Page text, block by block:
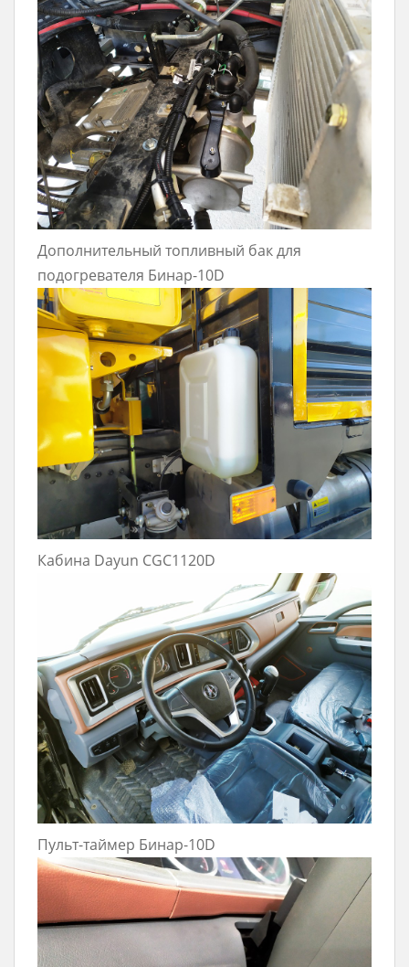
Дополнительный топливный бак для
подогревателя Бинар-10D
Кабина Dayun CGC1120D
Пульт-таймер Бинар-10D